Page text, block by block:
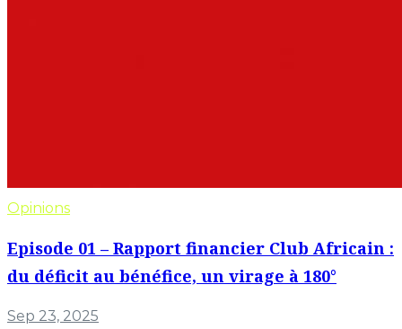
Opinions
Episode 01 – Rapport financier Club Africain :
du déficit au bénéfice, un virage à 180°
Sep 23, 2025